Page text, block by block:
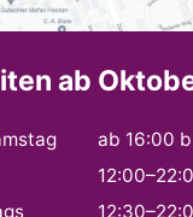
ab
ab 16:00